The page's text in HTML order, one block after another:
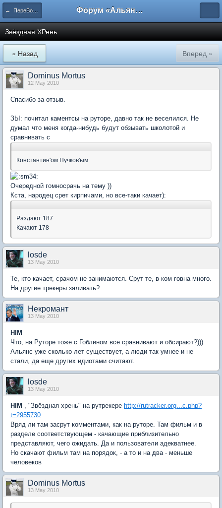
← ПереВодка Форум «Альянса вольных переводчиков»
Звёздная ХРень
« Назад Вперед »
Dominus Mortus
12 May 2010
Спасибо за отзыв.
ЗЫ: почитал каментсы на руторе, давно так не веселился. Не
думал что меня когда-нибудь будут обзывать школотой и
сравнивать с
Константин'ом Пучков'ым
Очередной гомносрачь на тему ))
Кста, народец срет кирпичами, но все-таки качает):
Раздают 187
Качают 178
losde
13 May 2010
Те, кто качает, срачом не занимаются. Срут те, в ком говна много.
На другие трекеры заливать?
Некромант
13 May 2010
HIM
Что, на Руторе тоже с Гоблином все сравнивают и обсирают?)))
Альянс уже сколько лет существует, а люди так умнее и не
стали, да еще других идиотами считают.
losde
13 May 2010
HIM , "Звёздная хрень" на рутрекере http://rutracker.org...c.php?
t=2955730
Вряд ли там засрут комментами, как на руторе. Там фильм и в
разделе соответствующем - качающие приблизительно
представляют, чего ожидать. Да и пользователи адекватнее.
Но скачают фильм там на порядок, - а то и на два - меньше
человеков
Dominus Mortus
13 May 2010